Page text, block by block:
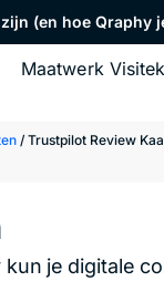
(en hoe Qraphy
Maatwerk
/ Trustpilot Review
je digitale